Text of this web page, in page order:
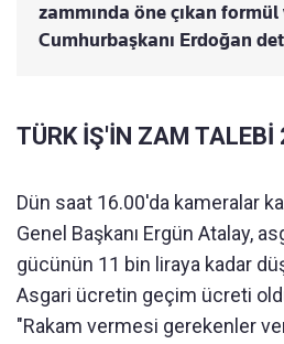
zammında öne çıkan formül
Cumhurbaşkanı Erdoğan
TÜRK İŞ'İN ZAM
Dün saat 16.00'da kameralar
Genel Başkanı Ergün Atalay,
gücünün 11 bin liraya kadar
Asgari ücretin geçim ücreti
"Rakam vermesi gerekenler